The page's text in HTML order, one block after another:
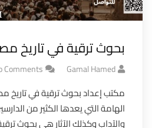
بحوث ترقية في تاريخ
Gamal Hamed
Comments
مكتب إعداد بحوث ترقية في تاريخ
الهامة التي يعدها الكثير من
والآداب وكذلك الآثار هي بحوث